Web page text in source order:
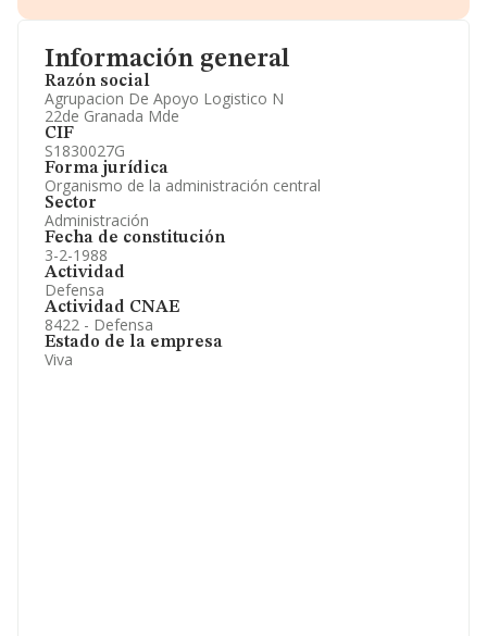
Información general
Razón social
Agrupacion De Apoyo Logistico N
22de Granada Mde
CIF
S1830027G
Forma jurídica
Organismo de la administración central
Sector
Administración
Fecha de constitución
3-2-1988
Actividad
Defensa
Actividad CNAE
8422 - Defensa
Estado de la empresa
Viva
Accionistas.
Artículos de prensa publicados sobre la empresa.
Información oficial y registral complementaria.